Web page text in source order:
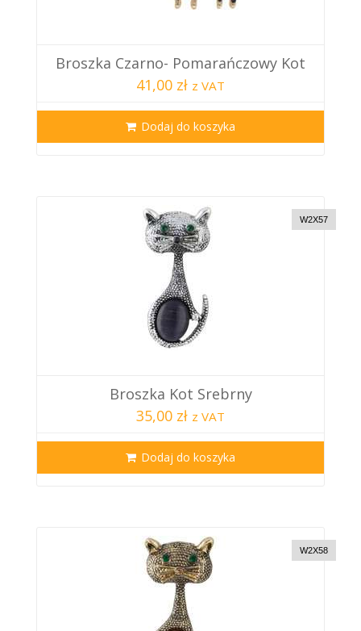
Broszka Czarno- Pomarańczowy Kot
41,00 zł z VAT
Dodaj do koszyka
W2X57
Broszka Kot Srebrny
35,00 zł z VAT
Dodaj do koszyka
W2X58